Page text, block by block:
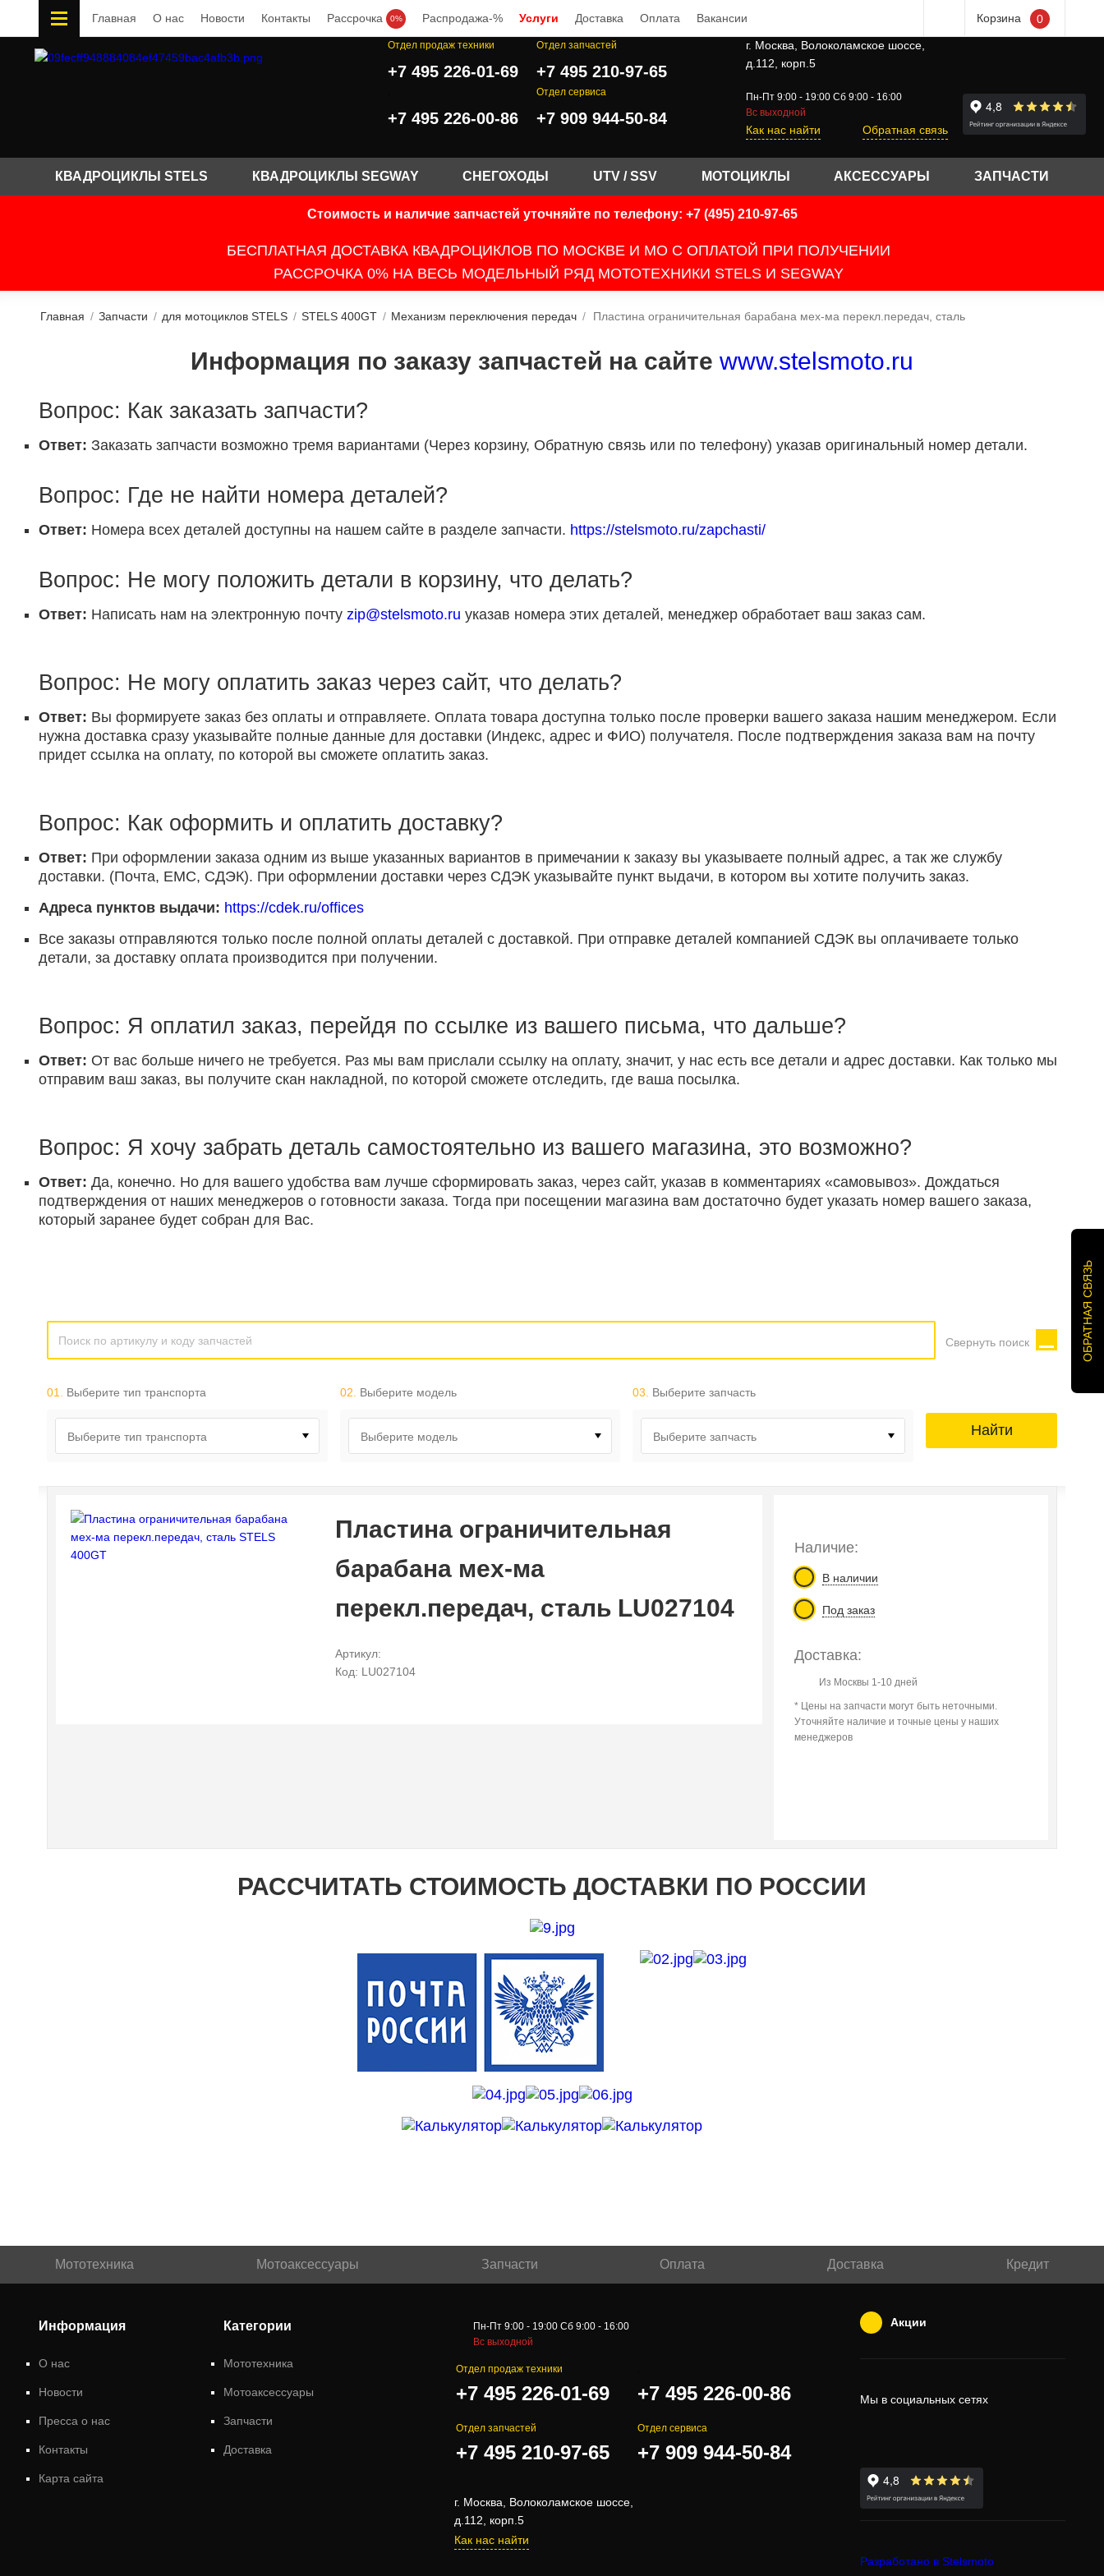
Главная О нас Новости Контакты Рассрочка 0% Распродажа-% Услуги Доставка Оплата Вакансии Корзина 0
Отдел продаж техники
+7 495 226-01-69
Отдел запчастей
+7 495 210-97-65
+7 495 226-00-86
Отдел сервиса
+7 909 944-50-84
г. Москва, Волоколамское шоссе,
д.112, корп.5
Пн-Пт 9:00 - 19:00 Сб 9:00 - 16:00
Вс выходной
Как нас найти Обратная связь
КВАДРОЦИКЛЫ STELS КВАДРОЦИКЛЫ SEGWAY СНЕГОХОДЫ UTV / SSV МОТОЦИКЛЫ АКСЕССУАРЫ ЗАПЧАСТИ
Стоимость и наличие запчастей уточняйте по телефону: +7 (495) 210-97-65
БЕСПЛАТНАЯ ДОСТАВКА КВАДРОЦИКЛОВ ПО МОСКВЕ И МО С ОПЛАТОЙ ПРИ ПОЛУЧЕНИИ
РАССРОЧКА 0% НА ВЕСЬ МОДЕЛЬНЫЙ РЯД МОТОТЕХНИКИ STELS И SEGWAY
Главная / Запчасти / для мотоциклов STELS / STELS 400GT / Механизм переключения передач / Пластина ограничительная барабана мех-ма перекл.передач, сталь
Информация по заказу запчастей на сайте www.stelsmoto.ru
Вопрос: Как заказать запчасти?
Ответ: Заказать запчасти возможно тремя вариантами (Через корзину, Обратную связь или по телефону) указав оригинальный номер детали.
Вопрос: Где не найти номера деталей?
Ответ: Номера всех деталей доступны на нашем сайте в разделе запчасти. https://stelsmoto.ru/zapchasti/
Вопрос: Не могу положить детали в корзину, что делать?
Ответ: Написать нам на электронную почту zip@stelsmoto.ru указав номера этих деталей, менеджер обработает ваш заказ сам.
Вопрос: Не могу оплатить заказ через сайт, что делать?
Ответ: Вы формируете заказ без оплаты и отправляете. Оплата товара доступна только после проверки вашего заказа нашим менеджером. Если
нужна доставка сразу указывайте полные данные для доставки (Индекс, адрес и ФИО) получателя. После подтверждения заказа вам на почту
придет ссылка на оплату, по которой вы сможете оплатить заказ.
Вопрос: Как оформить и оплатить доставку?
Ответ: При оформлении заказа одним из выше указанных вариантов в примечании к заказу вы указываете полный адрес, а так же службу
доставки. (Почта, ЕМС, СДЭК). При оформлении доставки через СДЭК указывайте пункт выдачи, в котором вы хотите получить заказ.
Адреса пунктов выдачи: https://cdek.ru/offices
Все заказы отправляются только после полной оплаты деталей с доставкой. При отправке деталей компанией СДЭК вы оплачиваете только
детали, за доставку оплата производится при получении.
Вопрос: Я оплатил заказ, перейдя по ссылке из вашего письма, что дальше?
Ответ: От вас больше ничего не требуется. Раз мы вам прислали ссылку на оплату, значит, у нас есть все детали и адрес доставки. Как только мы
отправим ваш заказ, вы получите скан накладной, по которой сможете отследить, где ваша посылка.
Вопрос: Я хочу забрать деталь самостоятельно из вашего магазина, это возможно?
Ответ: Да, конечно. Но для вашего удобства вам лучше сформировать заказ, через сайт, указав в комментариях «самовывоз». Дождаться
подтверждения от наших менеджеров о готовности заказа. Тогда при посещении магазина вам достаточно будет указать номер вашего заказа,
который заранее будет собран для Вас.
Свернуть поиск
01. Выберите тип транспорта
Выберите тип транспорта
02. Выберите модель
Выберите модель
03. Выберите запчасть
Выберите запчасть Найти
Пластина ограничительная
барабана мех-ма
перекл.передач, сталь LU027104
Артикул:
Код: LU027104
Наличие:
В наличии
Под заказ
Доставка:
Из Москвы 1-10 дней
* Цены на запчасти могут быть неточными.
Уточняйте наличие и точные цены у наших
менеджеров
РАССЧИТАТЬ СТОИМОСТЬ ДОСТАВКИ ПО РОССИИ
Мототехника Мотоаксессуары Запчасти Оплата Доставка Кредит
Информация
О нас
Новости
Пресса о нас
Контакты
Карта сайта
Категории
Мототехника
Мотоаксессуары
Запчасти
Доставка
Пн-Пт 9:00 - 19:00 Сб 9:00 - 16:00
Вс выходной
Отдел продаж техники
+7 495 226-01-69 +7 495 226-00-86
Отдел запчастей
+7 495 210-97-65
Отдел сервиса
+7 909 944-50-84
г. Москва, Волоколамское шоссе,
д.112, корп.5
Как нас найти
Акции
Мы в социальных сетях
Разработано в Stelsmoto
ОБРАТНАЯ СВЯЗЬ